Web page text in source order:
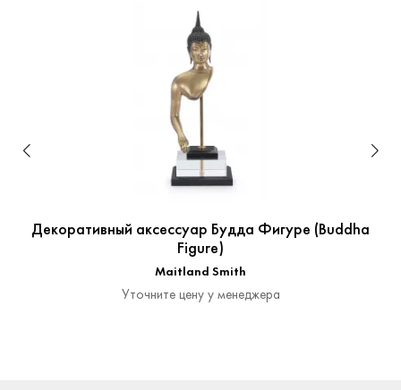
Декоративный аксессуар Будда Фигуре (Buddha
Figure)
Maitland Smith
Уточните цену у менеджера